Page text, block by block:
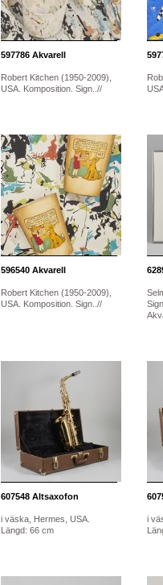
597786 Akvarell
Robert Kitchen (1950-2009),
USA. Komposition. Sign..//
596540 Akvarell
Robert Kitchen (1950-2009),
USA. Komposition. Sign..//
607548 Altsaxofon
i väska, Hermes, USA.
Längd: 66 cm
i